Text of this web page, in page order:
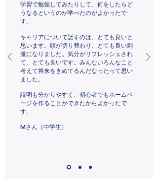
学習で勉強してみたりして、何をしたらど
うなるというのが学べたのがよかったで
す。
キャリアについて話すのは、とても良いと
思います。頭が切り替わり、とても良い刺
激になりました。気分がリフレッシュされ
て、とても良いです。みんないろんなこと
考えて将来をきめてるんだなったって思い
ました。
説明も分かりやすく、初心者でもホームペ
ージを作ることができたからよかったで
す。
​Mさん（中学生）